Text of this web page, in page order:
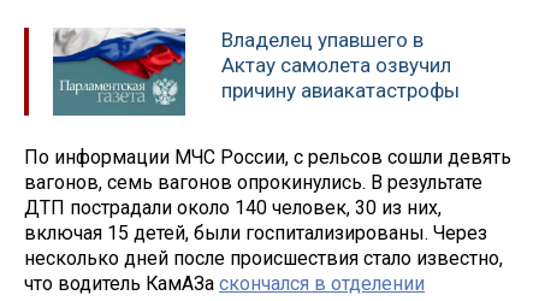
Владелец упавшего в
Актау самолета озвучил
причину авиакатастрофы
По информации МЧС России, с рельсов сошли девять
вагонов, семь вагонов опрокинулись. В результате
ДТП пострадали около 140 человек, 30 из них,
включая 15 детей, были госпитализированы. Через
несколько дней после происшествия стало известно,
что водитель КамАЗа скончался в отделении